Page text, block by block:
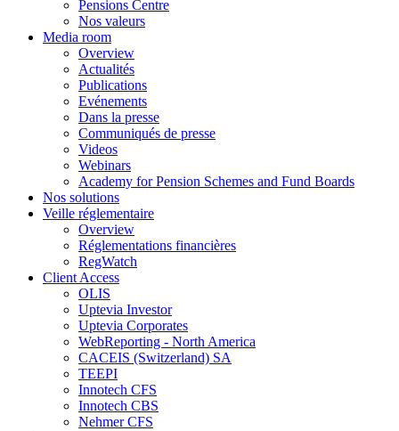
Pensions Centre
Nos valeurs
Media room
Overview
Actualités
Publications
Evénements
Dans la presse
Communiqués de presse
Videos
Webinars
Academy for Pension Schemes and Fund Boards
Nos solutions
Veille réglementaire
Overview
Réglementations financières
RegWatch
Client Access
OLIS
Uptevia Investor
Uptevia Corporates
WebReporting - North America
CACEIS (Switzerland) SA
TEEPI
Innotech CFS
Innotech CBS
Nehmer CFS